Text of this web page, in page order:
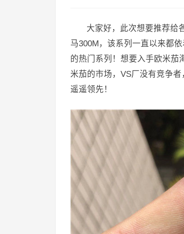
大家好，此次想要推荐给
马300M，该系列一直以来都
的热门系列！想要入手欧米茄
米茄的市场，VS厂没有竞争
遥遥领先！